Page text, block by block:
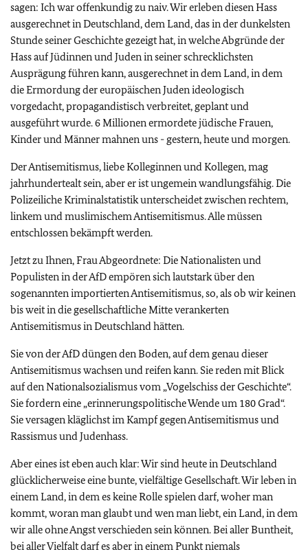
sagen: Ich war offenkundig zu naiv. Wir erleben diesen Hass
ausgerechnet in Deutschland, dem Land, das in der dunkelsten
Stunde seiner Geschichte gezeigt hat, in welche Abgründe der
Hass auf Jüdinnen und Juden in seiner schrecklichsten
Ausprägung führen kann, ausgerechnet in dem Land, in dem
die Ermordung der europäischen Juden ideologisch
vorgedacht, propagandistisch verbreitet, geplant und
ausgeführt wurde. 6 Millionen ermordete jüdische Frauen,
Kinder und Männer mahnen uns - gestern, heute und morgen.
Der Antisemitismus, liebe Kolleginnen und Kollegen, mag
jahrhundertealt sein, aber er ist ungemein wandlungsfähig. Die
Polizeiliche Kriminalstatistik unterscheidet zwischen rechtem,
linkem und muslimischem Antisemitismus. Alle müssen
entschlossen bekämpft werden.
Jetzt zu Ihnen, Frau Abgeordnete: Die Nationalisten und
Populisten in der AfD empören sich lautstark über den
sogenannten importierten Antisemitismus, so, als ob wir keinen
bis weit in die gesellschaftliche Mitte verankerten
Antisemitismus in Deutschland hätten.
Sie von der AfD düngen den Boden, auf dem genau dieser
Antisemitismus wachsen und reifen kann. Sie reden mit Blick
auf den Nationalsozialismus vom „Vogelschiss der Geschichte“.
Sie fordern eine „erinnerungspolitische Wende um 180 Grad“.
Sie versagen kläglichst im Kampf gegen Antisemitismus und
Rassismus und Judenhass.
Aber eines ist eben auch klar: Wir sind heute in Deutschland
glücklicherweise eine bunte, vielfältige Gesellschaft. Wir leben in
einem Land, in dem es keine Rolle spielen darf, woher man
kommt, woran man glaubt und wen man liebt, ein Land, in dem
wir alle ohne Angst verschieden sein können. Bei aller Buntheit,
bei aller Vielfalt darf es aber in einem Punkt niemals